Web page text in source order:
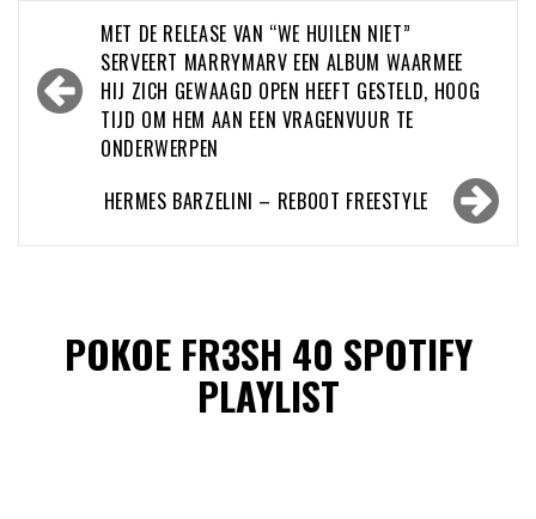
Bericht
navigatie
MET DE RELEASE VAN “WE HUILEN NIET”
SERVEERT MARRYMARV EEN ALBUM WAARMEE
HIJ ZICH GEWAAGD OPEN HEEFT GESTELD, HOOG
TIJD OM HEM AAN EEN VRAGENVUUR TE
ONDERWERPEN
HERMES BARZELINI – REBOOT FREESTYLE
POKOE FR3SH 40 SPOTIFY
PLAYLIST